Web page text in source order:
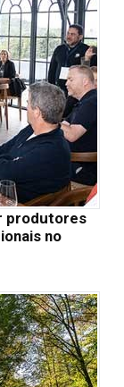
produtores
no